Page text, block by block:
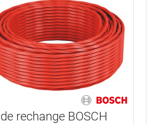
rechange BOSCH